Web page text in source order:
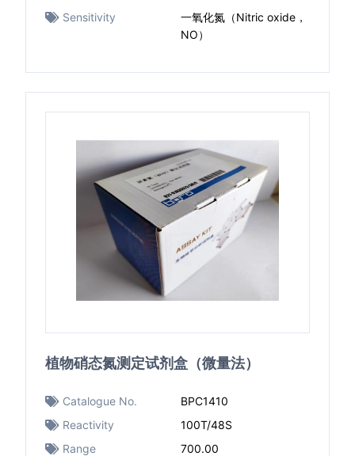
Sensitivity
一氧化氮（Nitric oxide，
NO）
植物硝态氮测定试剂盒（微量法）
Catalogue No.
BPC1410
Reactivity
100T/48S
Range
700.00